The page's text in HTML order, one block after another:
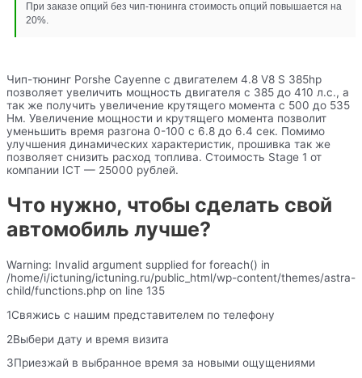
При заказе опций без чип-тюнинга стоимость опций повышается на
20%.
Чип-тюнинг Porshe Cayenne с двигателем 4.8 V8 S 385hp
позволяет увеличить мощность двигателя с 385 до 410 л.с., а
так же получить увеличение крутящего момента с 500 до 535
Нм. Увеличение мощности и крутящего момента позволит
уменьшить время разгона 0-100 с 6.8 до 6.4 сек. Помимо
улучшения динамических характеристик, прошивка так же
позволяет снизить расход топлива. Стоимость Stage 1 от
компании ICT — 25000 рублей.
Что нужно, чтобы сделать свой
автомобиль лучше?
Warning: Invalid argument supplied for foreach() in
/home/i/ictuning/ictuning.ru/public_html/wp-content/themes/astra-
child/functions.php on line 135
1Свяжись с нашим представителем по телефону
2Выбери дату и время визита
3Приезжай в выбранное время за новыми ощущениями